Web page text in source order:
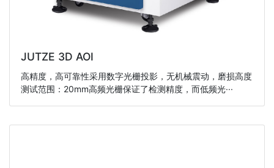
JUTZE 3D AOI
高精度，高可靠性采用数字光栅投影，无机械震动，磨损高度
测试范围：20mm高频光栅保证了检测精度，而低频光···